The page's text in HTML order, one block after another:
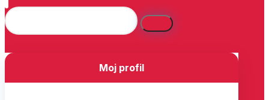
Moj profil